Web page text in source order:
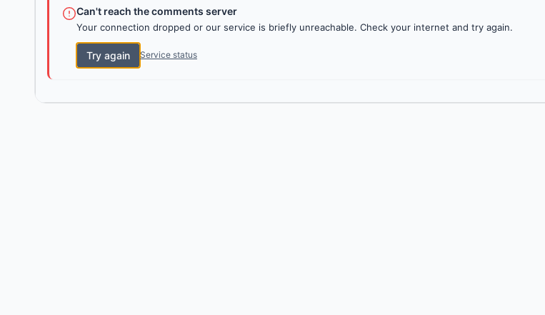
Can't reach the comments server
Your connection dropped or our service is briefly unreachable. Check your internet and try again.
Try again Service status